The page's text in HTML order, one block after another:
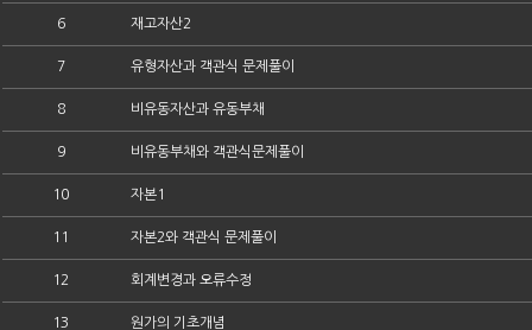
6 재고자산2
7 유형자산과 객관식 문제풀이
8 비유동자산과 유동부채
9 비유동부채와 객관식문제풀이
10 자본1
11 자본2와 객관식 문제풀이
12 회계변경과 오류수정
13 원가의 기초개념